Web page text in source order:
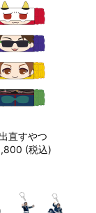
直すやつ
(税込)